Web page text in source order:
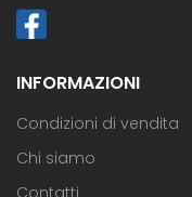
INFORMAZIONI
Condizioni di vendita
Chi siamo
Contatti